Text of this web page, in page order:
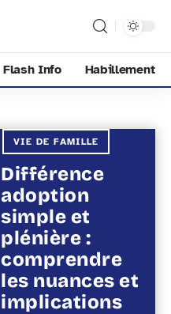
Flash Info Habillement
VIE DE FAMILLE
Différence
adoption
simple et
plénière :
comprendre
les nuances et
implications